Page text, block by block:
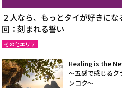
２人なら、もっとタイが好きにな
回：刻まれる誓い
その他エリア
Healing is the
～五感で感じるク
ンコク～